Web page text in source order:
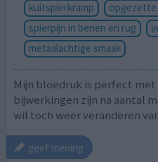
kuitspierkramp
opgezette
spierpijn in benen en rug
metaalachtige smaak
Mijn bloedruk is perfect
bijwerkingen zijn na aantal
wil toch weer veranderen
geef mening